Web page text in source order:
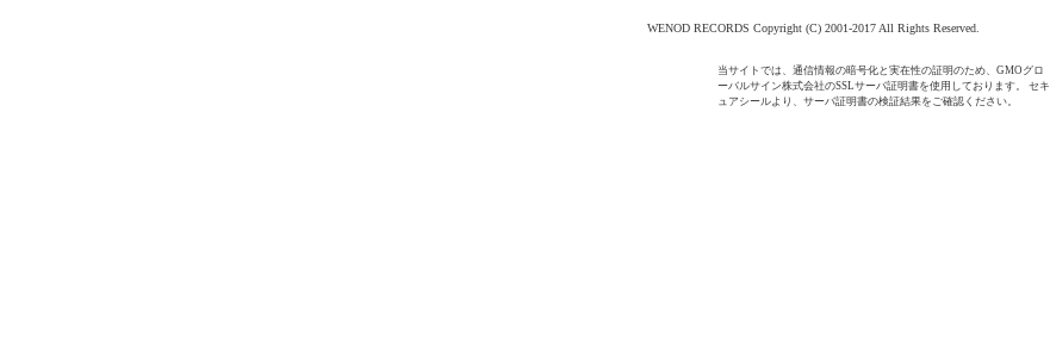
WENOD RECORDS Copyright (C) 2001-2017 All Rights Reserved.
当サイトでは、通信情報の暗号化と実在性の証明のため、GMOグロ
ーバルサイン株式会社のSSLサーバ証明書を使用しております。 セキ
ュアシールより、サーバ証明書の検証結果をご確認ください。